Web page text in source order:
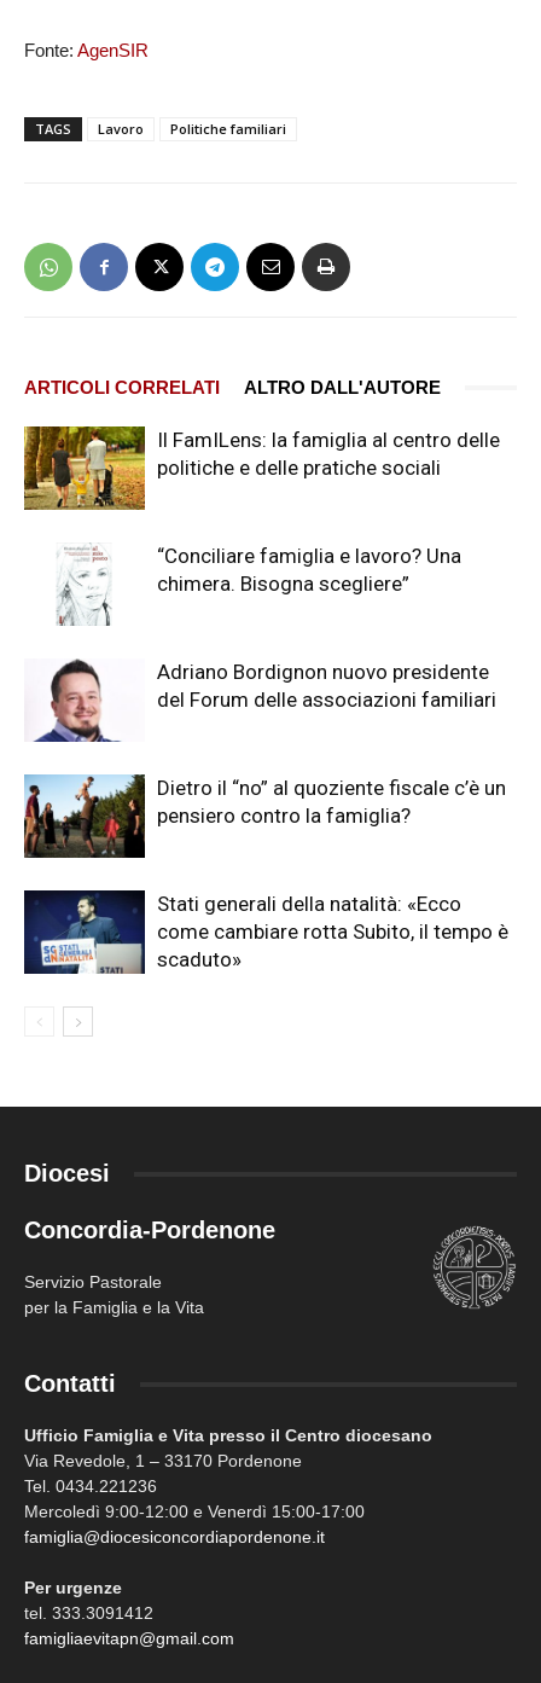
Fonte: AgenSIR
TAGS Lavoro Politiche familiari
ARTICOLI CORRELATI ALTRO DALL'AUTORE
Il FamILens: la famiglia al centro delle
politiche e delle pratiche sociali
“Conciliare famiglia e lavoro? Una
chimera. Bisogna scegliere”
Adriano Bordignon nuovo presidente
del Forum delle associazioni familiari
Dietro il “no” al quoziente fiscale c’è un
pensiero contro la famiglia?
Stati generali della natalità: «Ecco
come cambiare rotta Subito, il tempo è
scaduto»
Diocesi
Concordia-Pordenone
Servizio Pastorale
per la Famiglia e la Vita
Contatti
Ufficio Famiglia e Vita presso il Centro diocesano
Via Revedole, 1 – 33170 Pordenone
Tel. 0434.221236
Mercoledì 9:00-12:00 e Venerdì 15:00-17:00
famiglia@diocesiconcordiapordenone.it
Per urgenze
tel. 333.3091412
famigliaevitapn@gmail.com